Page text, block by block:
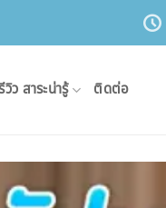
วิว สาระน่ารู้ ติดต่อ